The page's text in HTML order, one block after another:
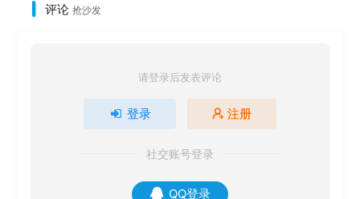
评论 抢沙发
请登录后发表评论
登录 注册
社交账号登录
QQ登录